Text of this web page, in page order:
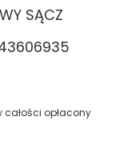
SĄCZ
całości opłacony